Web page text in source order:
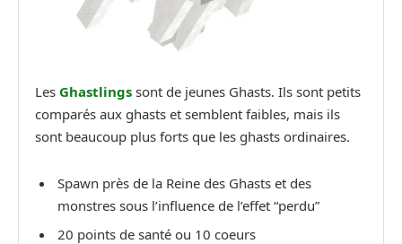
Les Ghastlings sont de jeunes Ghasts. Ils sont petits
comparés aux ghasts et semblent faibles, mais ils
sont beaucoup plus forts que les ghasts ordinaires.
Spawn près de la Reine des Ghasts et des
monstres sous l’influence de l’effet “perdu”
20 points de santé ou 10 coeurs